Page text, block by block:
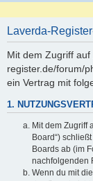
Laverda-
Mit dem Zugriff auf
register.de/forum/
ein Vertrag mit
1.
Mit dem Zugriff
Board“)
Boards ab (im
nachfolgenden
Wenn du mit